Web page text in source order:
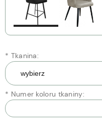
* Tkanina:
* Numer koloru tkaniny: